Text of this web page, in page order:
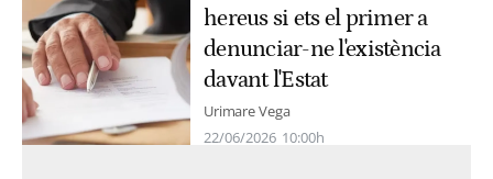
hereus si ets el primer a
denunciar-ne l'existència
davant l'Estat
Urimare Vega
22/06/2026 10:00h